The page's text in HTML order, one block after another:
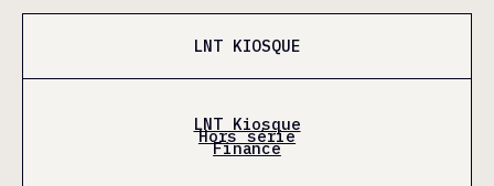
LNT KIOSQUE
LNT Kiosque
Hors série
Finance